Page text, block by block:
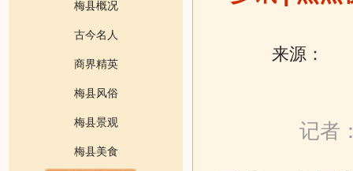
梅县概况
古今名人
商界精英
梅县风俗
梅县景观
梅县美食
来源：
记者